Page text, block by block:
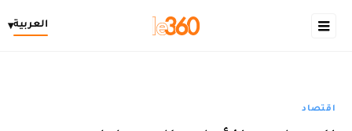
العربية▾
اقتصاد